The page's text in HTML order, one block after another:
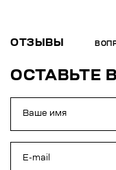
ОТЗЫВЫ
ОСТАВЬТЕ